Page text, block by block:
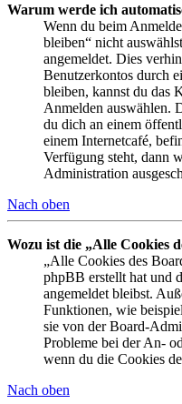
Warum werde ich
Wenn du beim
bleiben“ nicht
angemeldet. Dies
Benutzerkontos durch
bleiben, kannst du das
Anmelden auswählen.
du dich an einem
einem Internetcafé,
Verfügung steht, dann
Administration
Nach oben
Wozu ist die „Alle Cookies
„Alle Cookies des
phpBB erstellt hat und
angemeldet bleibst.
Funktionen, wie
sie von der Board-
Probleme bei der An-
wenn du die Cookies
Nach oben